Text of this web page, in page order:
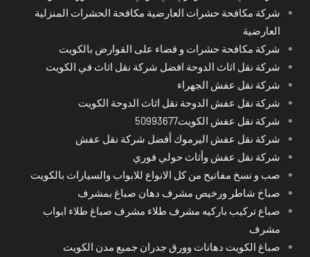
شركة مكافحة حشرات العارضية مكافحة الحشرات المنزلية
العارضية
شركة مكافحة حشرات و قضاء على القوارض بالكويت
شركة نقل اثاث الدوحة افضل شركة نقل اثاث في الكويت
شركة نقل عفش الجهراء
شركة نقل عفش الدوحة نقل اثاث الدوحة الكويت
شركة نقل عفش الكويت50993677
شركة نقل عفش اليرموك أفضل شركة نقل عفش
شركة نقل عفش وأثاث حولي فوري
صب و نسخ مفاتيح من كل الانواع للابواب والسيارات بالكويت
صباخ شاطر ورخيص مشرف دهان صباغ بمشرف
صباع تركيب باركيه مشرف طلاء مشرف صباغ طلاء ابواب
مشرف
صباغ الكويت دهانات وورق جدران جميع مدن الكويت